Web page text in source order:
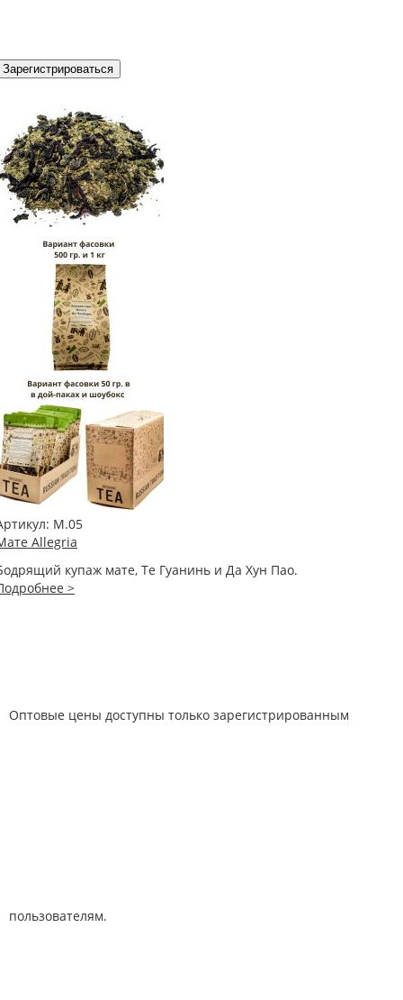
Зарегистрироваться
М.05
Allegria
купаж мате, Те Гуанинь и Да Хун Пао.
>
Оптовые цены доступны только зарегистрированным
пользователям.